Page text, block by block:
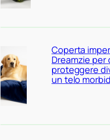
Coperta
Dreamzie per
proteggere
un telo